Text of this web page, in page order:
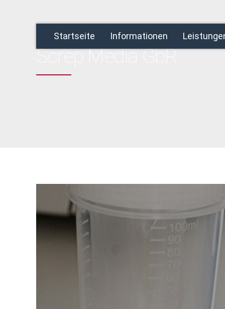
Startseite Informationen
HOME AUTHOR
Screp Media GbR